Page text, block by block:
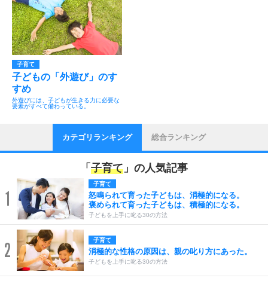
子育て
子どもの「外遊び」のす
すめ
外遊びには、子どもが生きる力に必要な
要素がすべて備わっている。
カテゴリランキング 総合ランキング
「 子育て 」の人気記事
1
子育て
怒鳴られて育った子どもは、消極的になる。
褒められて育った子どもは、積極的になる。
子どもを上手に叱る30の方法
2 子育て
消極的な性格の原因は、親の叱り方にあった。
子どもを上手に叱る30の方法